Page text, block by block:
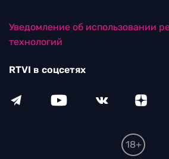
Уведомление об использовании
технологий
RTVI в соцсетях
18+